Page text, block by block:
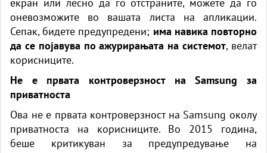
оневозможите во вашата листа на апликации.
Сепак, бидете предупредени; има навика повторно
да се појавува по ажурирањата на системот, велат
корисниците.
Не е првата контроверзност на Samsung за
приватноста
Ова не е првата контроверзност на Samsung околу
приватноста на корисниците. Во 2015 година,
беше критикуван за предупредување на